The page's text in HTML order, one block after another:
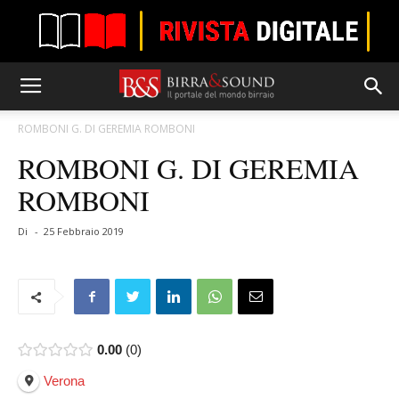
ROMBONI G. DI GEREMIA ROMBONI
ROMBONI G. DI GEREMIA
ROMBONI
Di - 25 Febbraio 2019
0.00 0
Verona